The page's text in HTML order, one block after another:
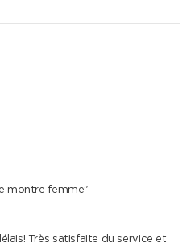
montre femme"
Très satisfaite du service et